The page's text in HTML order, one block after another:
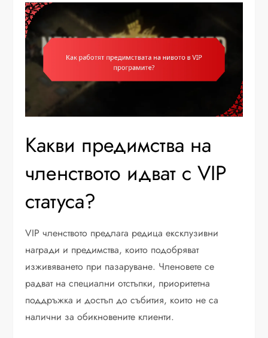
Какви предимства на
членството идват с VIP
статуса?
VIP членството предлага редица ексклузивни
награди и предимства, които подобряват
изживяването при пазаруване. Членовете се
радват на специални отстъпки, приоритетна
поддръжка и достъп до събития, които не са
налични за обикновените клиенти.